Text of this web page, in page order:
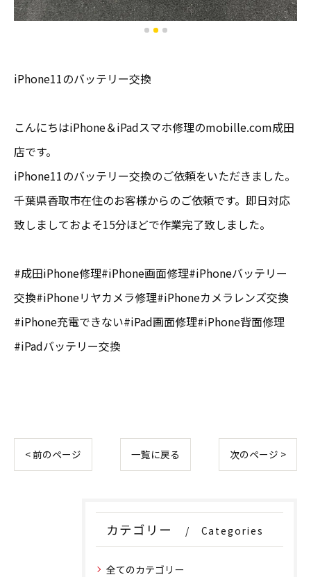
iPhone11のバッテリー交換
こんにちはiPhone＆iPadスマホ修理のmobille.com成田
店です。
iPhone11のバッテリー交換のご依頼をいただきました。
千葉県香取市在住のお客様からのご依頼です。即日対応
致しましておよそ15分ほどで作業完了致しました。
#成田iPhone修理#iPhone画面修理#iPhoneバッテリー
交換#iPhoneリヤカメラ修理#iPhoneカメラレンズ交換
#iPhone充電できない#iPad画面修理#iPhone背面修理
#iPadバッテリー交換
< 前のページ 一覧に戻る 次のページ >
カテゴリー Categories
全てのカテゴリー